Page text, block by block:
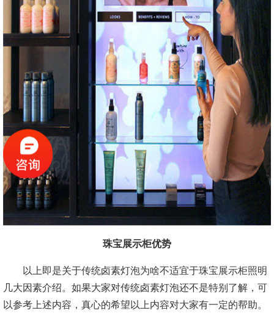
珠宝展示柜优势
以上即是关于传统卤素灯泡为啥不适宜于珠宝展示柜照明
几大因素介绍。如果大家对传统卤素灯泡还不是特别了解，可
以参考上述内容，真心的希望以上内容对大家有一定的帮助。